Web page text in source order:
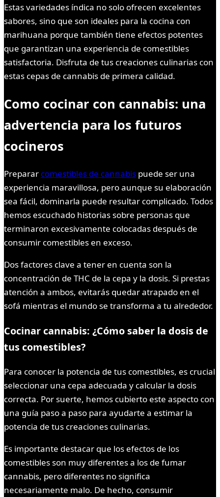
Estas variedades índica no solo ofrecen excelentes
sabores, sino que son ideales para la cocina con
marihuana porque también tiene efectos potentes
que garantizan una experiencia de comestibles
satisfactoria. Disfruta de tus creaciones culinarias con
estas cepas de cannabis de primera calidad.
Como cocinar con cannabis: una
advertencia para los futuros
cocineros
Preparar comestibles de cannabis puede ser una
experiencia maravillosa, pero aunque su elaboración
sea fácil, dominarla puede resultar complicado. Todos
hemos escuchado historias sobre personas que
terminaron excesivamente colocadas después de
consumir comestibles en exceso.
Dos factores clave a tener en cuenta son la
concentración de THC de la cepa y la dosis. Si prestas
atención a ambos, evitarás quedar atrapado en el
sofá mientras el mundo se transforma a tu alrededor.
Cocinar cannabis: ¿Cómo saber la dosis de
tus comestibles?
Para conocer la potencia de tus comestibles, es crucial
seleccionar una cepa adecuada y calcular la dosis
correcta. Por suerte, hemos cubierto este aspecto con
una guía paso a paso para ayudarte a estimar la
potencia de tus creaciones culinarias.
Es importante destacar que los efectos de los
comestibles son muy diferentes a los de fumar
cannabis, pero diferentes no significa
necesariamente malo. De hecho, consumir